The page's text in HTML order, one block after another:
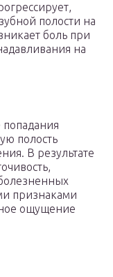
полости на
боль при
на
попадания
полость
В результате
признаками
ощущение